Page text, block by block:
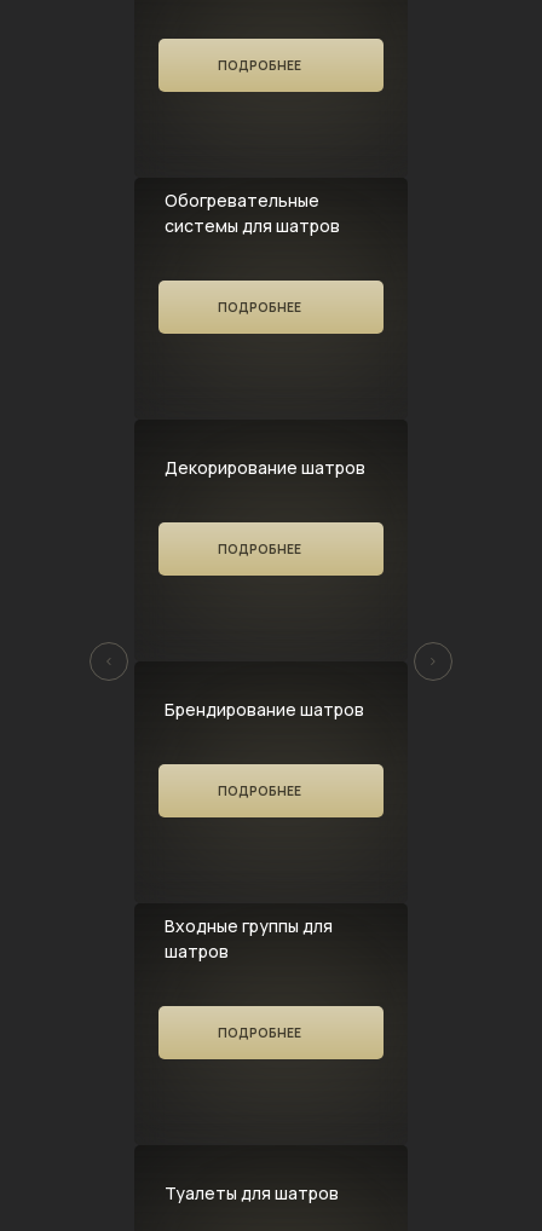
ПОДРОБНЕЕ
Обогревательные
системы для шатров
ПОДРОБНЕЕ
Декорирование шатров
ПОДРОБНЕЕ
Брендирование шатров
ПОДРОБНЕЕ
Входные группы для
шатров
ПОДРОБНЕЕ
Туалеты для шатров